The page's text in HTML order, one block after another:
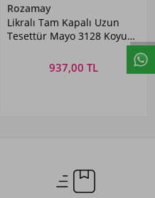
Rozamay
Likralı Tam Kapalı Uzun
Tesettür Mayo 3128 Koyu
937,00 TL